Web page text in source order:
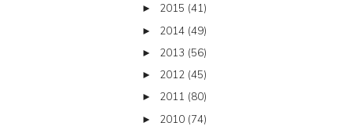
► 2015 (41)
► 2014 (49)
► 2013 (56)
► 2012 (45)
► 2011 (80)
► 2010 (74)